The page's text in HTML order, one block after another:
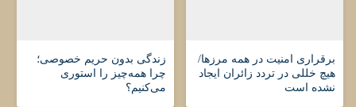
برقراری امنیت در همه مرزها/
هیچ‌ خللی در تردد زائران ایجاد
نشده است
زندگی بدون حریم خصوصی؛
چرا همه‌چیز را استوری
می‌کنیم؟